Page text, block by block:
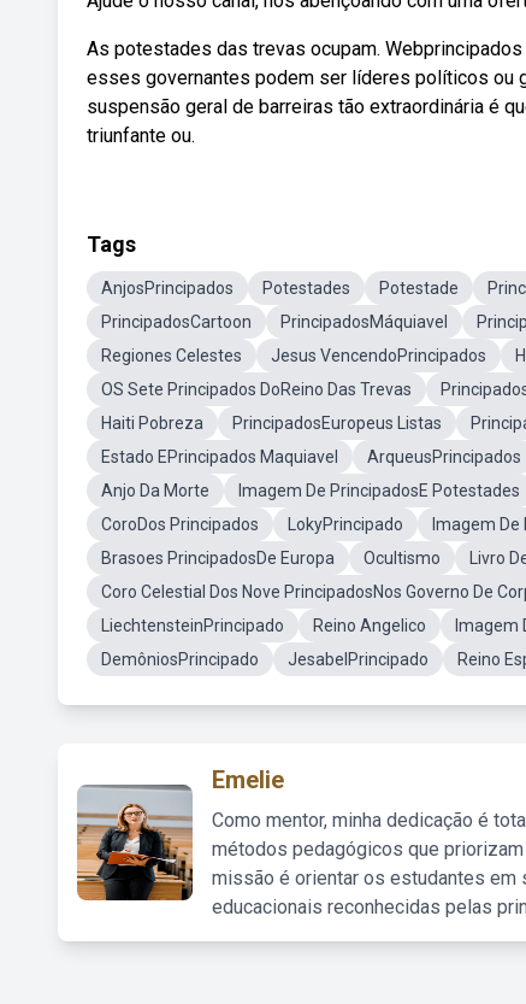
As potestades das trevas ocupam.
esses governantes podem ser líderes políticos ou
suspensão geral de barreiras tão extraordinária é
triunfante ou.
Tags
AnjosPrincipados Potestades Potestade
PrincipadosCartoon
PrincipadosMáquiavel
Regiones Celestes
Jesus VencendoPrincipados
OS Sete Principados DoReino Das Trevas
Haiti Pobreza
PrincipadosEuropeus Listas
Estado EPrincipados Maquiavel
ArqueusPrincipados
Anjo Da Morte
Imagem De PrincipadosE Potestades
CoroDos Principados
LokyPrincipado Imagem De
Brasoes PrincipadosDe Europa
Ocultismo
Livro
Coro Celestial Dos Nove PrincipadosNos Governo De
LiechtensteinPrincipado
Reino Angelico
Imagem
DemôniosPrincipado
JesabelPrincipado Reino
Emelie
Como mentor, minha dedicação é
métodos pedagógicos que
missão é orientar os estudantes em
educacionais reconhecidas pelas